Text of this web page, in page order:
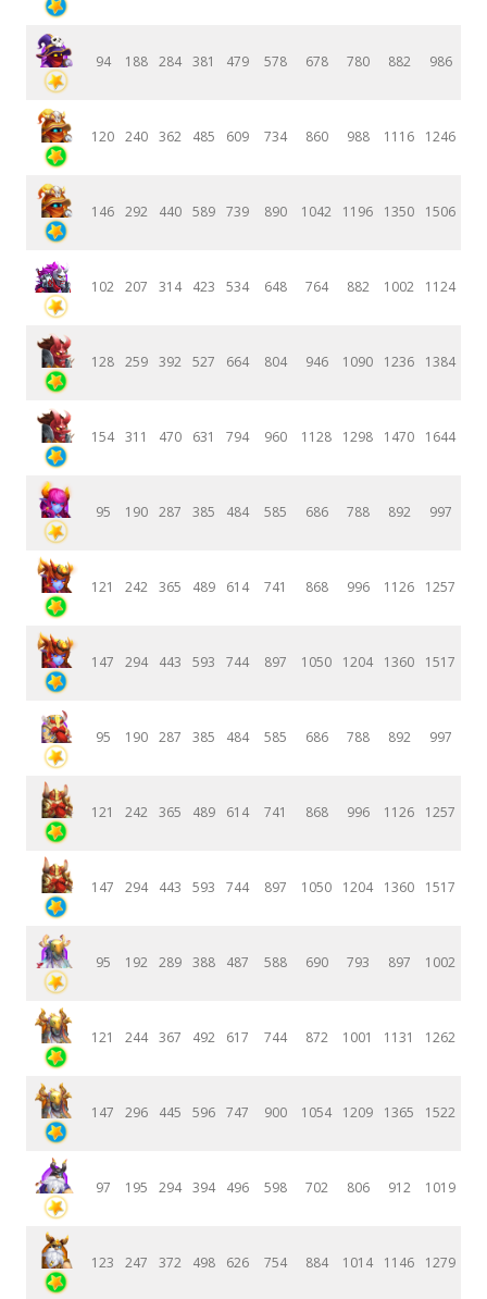
94 188 284 381 479 578 678 780 882 986
120 240 362 485 609 734 860 988 1116 1246
146 292 440 589 739 890 1042 1196 1350 1506
102 207 314 423 534 648 764 882 1002 1124
128 259 392 527 664 804 946 1090 1236 1384
154 311 470 631 794 960 1128 1298 1470 1644
95 190 287 385 484 585 686 788 892 997
121 242 365 489 614 741 868 996 1126 1257
147 294 443 593 744 897 1050 1204 1360 1517
95 190 287 385 484 585 686 788 892 997
121 242 365 489 614 741 868 996 1126 1257
147 294 443 593 744 897 1050 1204 1360 1517
95 192 289 388 487 588 690 793 897 1002
121 244 367 492 617 744 872 1001 1131 1262
147 296 445 596 747 900 1054 1209 1365 1522
97 195 294 394 496 598 702 806 912 1019
123 247 372 498 626 754 884 1014 1146 1279